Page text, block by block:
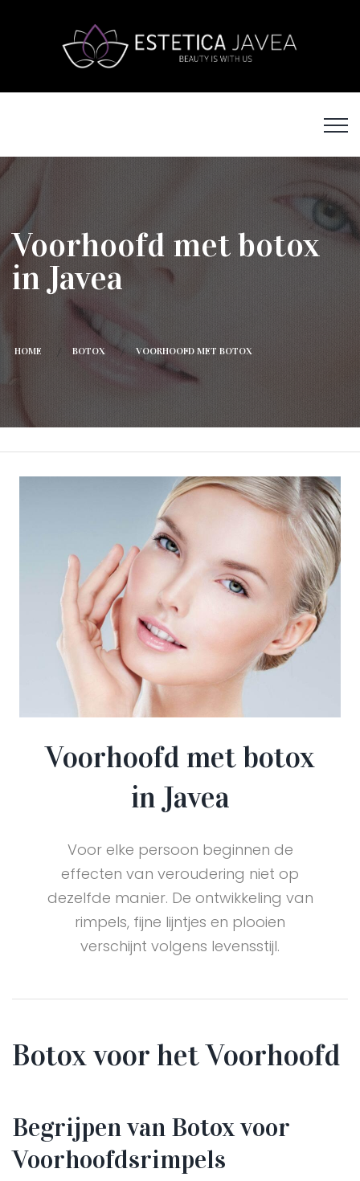
Voorhoofd met botox
in Javea
HOME BOTOX VOORHOOFD MET BOTOX
Voorhoofd met botox
in Javea
Voor elke persoon beginnen de
effecten van veroudering niet op
dezelfde manier. De ontwikkeling van
rimpels, fijne lijntjes en plooien
verschijnt volgens levensstijl.
Botox voor het Voorhoofd
Begrijpen van Botox voor
Voorhoofdsrimpels